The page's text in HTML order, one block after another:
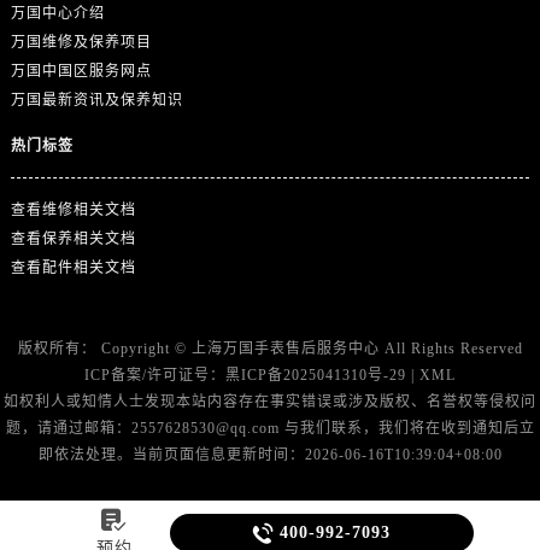
万国中心介绍
万国维修及保养项目
万国中国区服务网点
万国最新资讯及保养知识
热门标签
查看维修相关文档
查看保养相关文档
查看配件相关文档
版权所有： Copyright © 上海万国手表售后服务中心 All Rights Reserved
ICP备案/许可证号： 黑ICP备2025041310号-29
XML
如权利人或知情人士发现本站内容存在事实错误或涉及版权、名誉权等侵权问
题，请通过邮箱：2557628530@qq.com 与我们联系，我们将在收到通知后立
即依法处理。当前页面信息更新时间：2026-06-16T10:39:04+08:00
  400-992-7093